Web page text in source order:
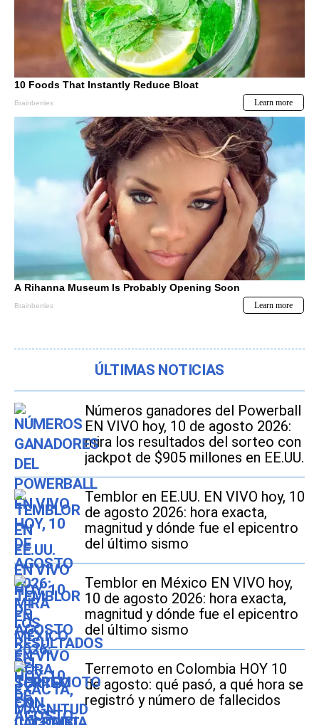
ÚLTIMAS NOTICIAS
Números ganadores del Powerball
EN VIVO hoy, 10 de agosto 2026:
mira los resultados del sorteo con
jackpot de $905 millones en EE.UU.
Temblor en EE.UU. EN VIVO hoy, 10
de agosto 2026: hora exacta,
magnitud y dónde fue el epicentro
del último sismo
Temblor en México EN VIVO hoy,
10 de agosto 2026: hora exacta,
magnitud y dónde fue el epicentro
del último sismo
Terremoto en Colombia HOY 10
de agosto: qué pasó, a qué hora se
registró y número de fallecidos